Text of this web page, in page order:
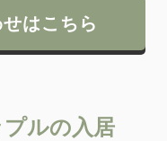
はこちら
ルの入居